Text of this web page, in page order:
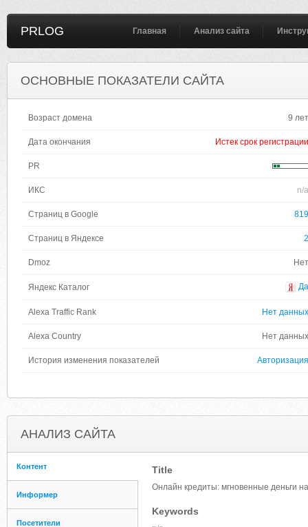
PRLOG Главная Анализ сайта
ОСНОВНЫЕ ПОКАЗАТЕЛИ САЙТА
Возраст домена 9 лет
Дата окончания Истек срок регистрации
PR
ИКС n/a
Страниц в Google 819
Страниц в Яндексе 2
Dmoz Нет
Яндекс Каталог Да
Alexa Traffic Rank Нет данных
Alexa Country Нет данных
История изменения показателей Авторизация
АНАЛИЗ САЙТА
Контент
Информер
Посетители
Title
Онлайн кредиты: мгновенные деньги
Keywords